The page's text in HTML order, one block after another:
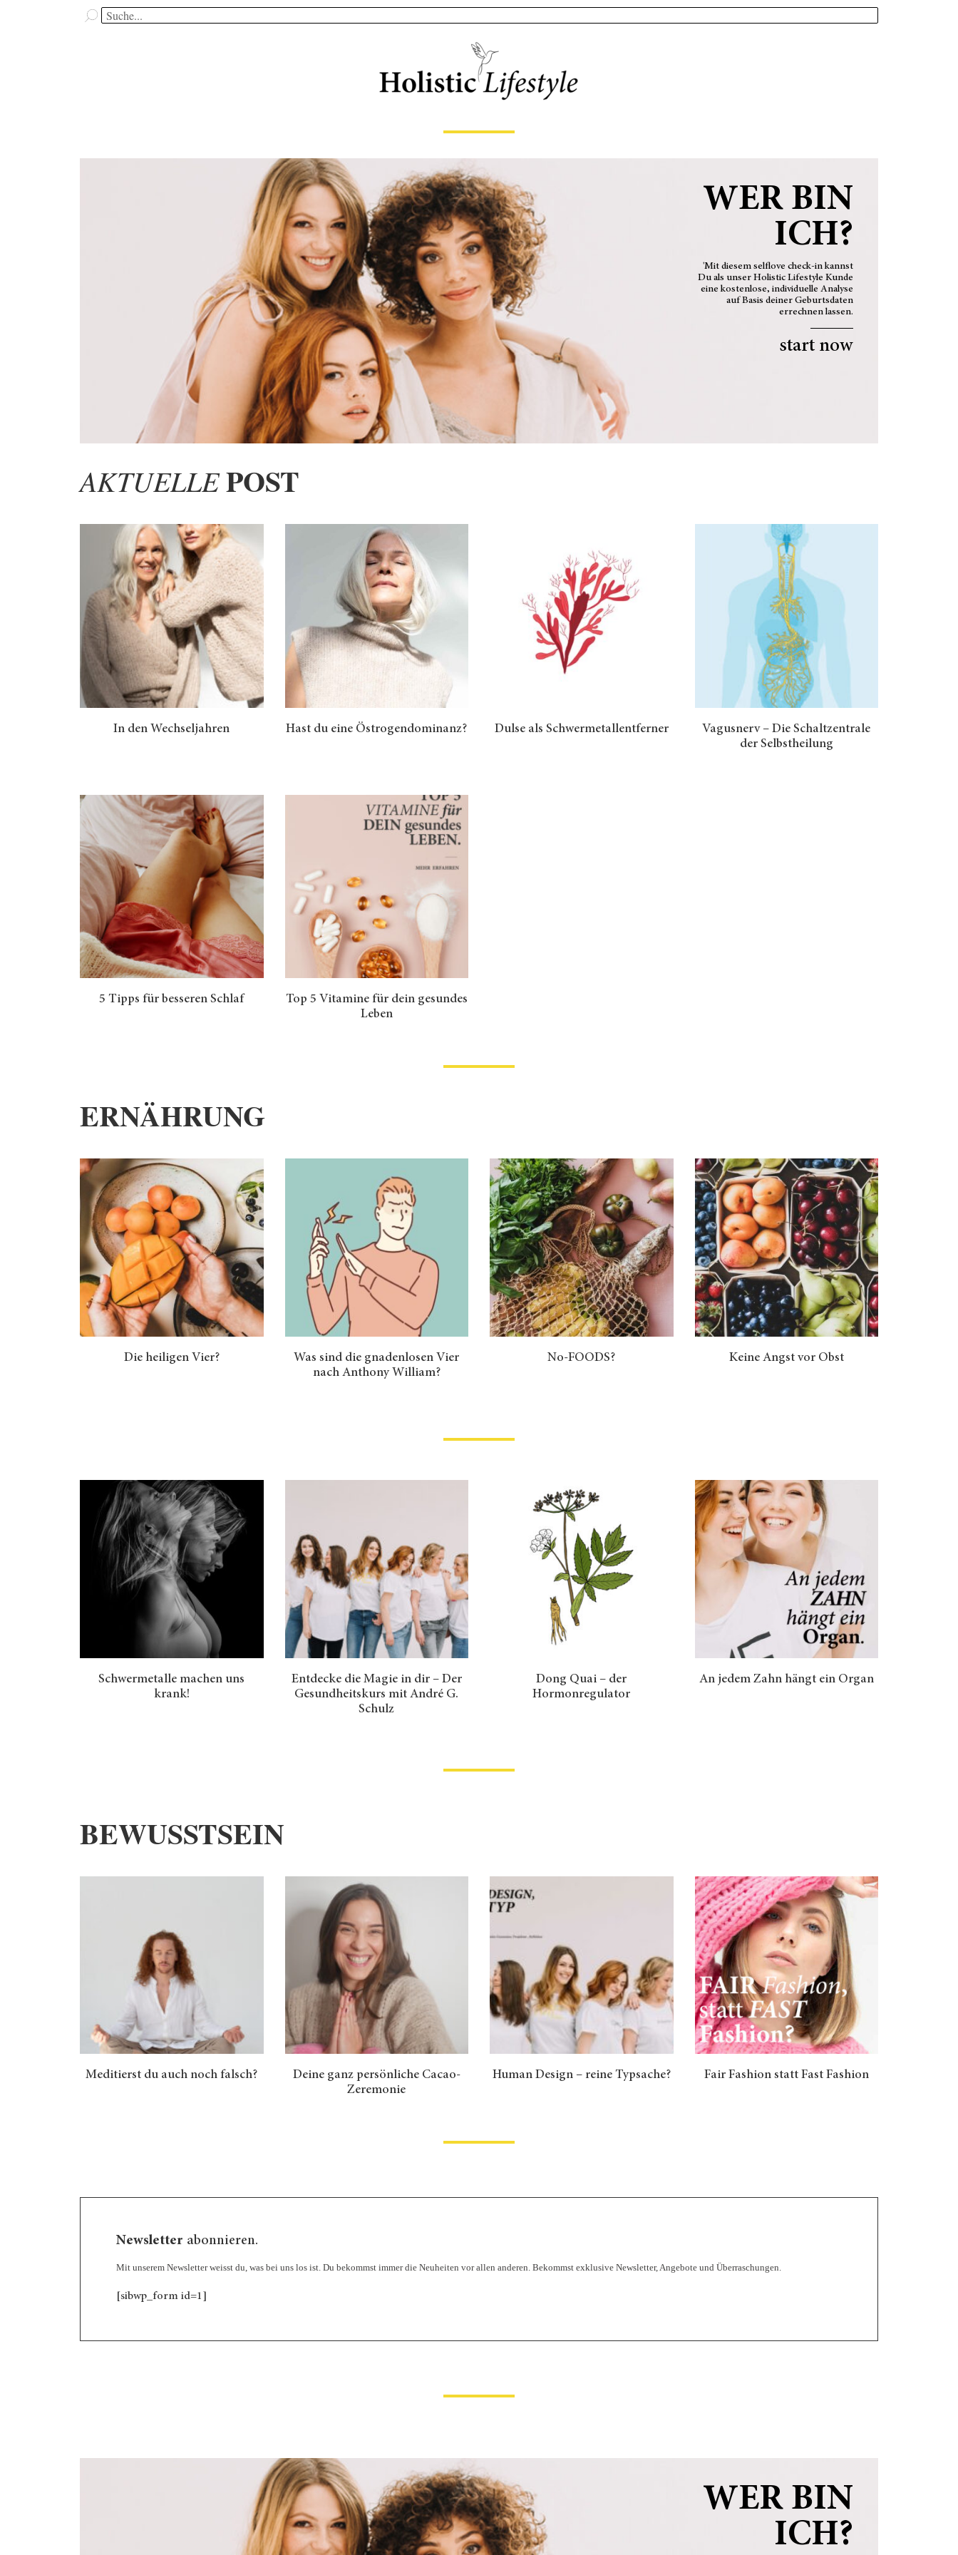
WER BIN
ICH?
'Mit diesem selflove check-in kannst
Du als unser Holistic Lifestyle Kunde
eine kostenlose, individuelle Analyse
auf Basis deiner Geburtsdaten
errechnen lassen.
start now
AKTUELLEPOST
In den Wechseljahren Hast du eine Östrogendominanz? Dulse als Schwermetallentferner
Vagusnerv – Die Schaltzentrale
der Selbstheilung
5 Tipps für besseren Schlaf
Top 5 Vitamine für dein gesundes
Leben
ERNÄHRUNG
Die heiligen Vier?
Was sind die gnadenlosen Vier
nach Anthony William?
No-FOODS? Keine Angst vor Obst
Schwermetalle machen uns
krank!
Entdecke die Magie in dir – Der
Gesundheitskurs mit André G.
Schulz
Dong Quai – der
Hormonregulator
An jedem Zahn hängt ein Organ
BEWUSSTSEIN
Meditierst du auch noch falsch?
Deine ganz persönliche Cacao-
Zeremonie
Human Design – reine Typsache? Fair Fashion statt Fast Fashion
Newsletter abonnieren.
Mit unserem Newsletter weisst du, was bei uns los ist. Du bekommst immer die Neuheiten vor allen anderen. Bekommst exklusive Newsletter, Angebote und Überraschungen.
[sibwp_form id=1]
WER BIN
ICH?